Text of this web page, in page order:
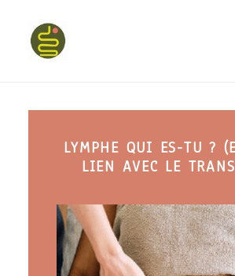
PROGRAMME HAPPY
LYMPHE QUI ES-TU ?
LIEN AVEC LE